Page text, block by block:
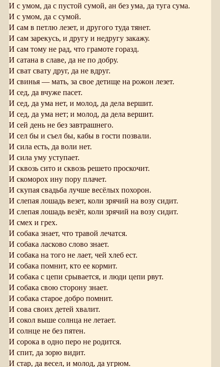
И с умом, да с пустой сумой, ан без ума, да туга сума.
И с умом, да с сумой.
И сам в петлю лезет, и другого туда тянет.
И сам зарекусь, и другу и недругу закажу.
И сам тому не рад, что грамоте горазд.
И сатана в славе, да не по добру.
И сват свату друг, да не вдруг.
И свинья — мать, за свое детище на рожон лезет.
И сед, да вчуже пасет.
И сед, да ума нет, и молод, да дела вершит.
И сед, да ума нет; и молод, да дела вершит.
И сей день не без завтрашнего.
И сел бы и съел бы, кабы в гости позвали.
И сила есть, да воли нет.
И сила уму уступает.
И сквозь сито и сквозь решето проскочит.
И скоморох ину пору плачет.
И скупая свадьба лучше весёлых похорон.
И слепая лошадь везет, коли зрячий на возу сидит.
И слепая лошадь везёт, коли зрячий на возу сидит.
И смех и грех.
И собака знает, что травой лечатся.
И собака ласково слово знает.
И собака на того не лает, чей хлеб ест.
И собака помнит, кто ее кормит.
И собака с цепи срывается, и люди цепи рвут.
И собака свою сторону знает.
И собака старое добро помнит.
И сова своих детей хвалит.
И сокол выше солнца не летает.
И солнце не без пятен.
И сорока в одно перо не родится.
И спит, да зорю видит.
И стар, да весел, и молод, да угрюм.